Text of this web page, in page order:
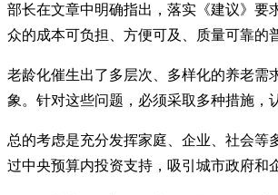
部长在文章中明确指出，落实《建议》要
众的成本可负担、方便可及、质量可靠的
老龄化催生出了多层次、多样化的养老需
象。针对这些问题，必须采取多种措施，
总的考虑是充分发挥家庭、企业、社会等
过中央预算内投资支持，吸引城市政府和